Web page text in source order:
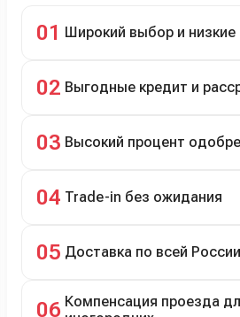
01 Широкий выбор и низкие
подержанные авто.
02 Выгодные кредит и
рассрочка 0% на 2 года при
03 Высокий процент
04 Trade-in без ожидания
05 Доставка по всей России
06 Компенсация проезда